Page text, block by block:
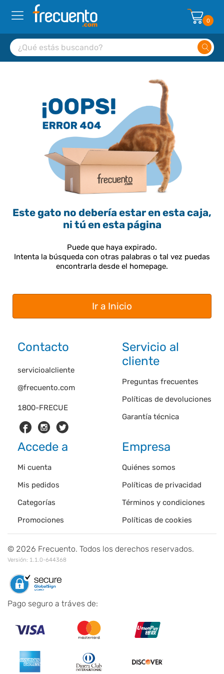
0
Este gato no debería estar en esta caja,
ni tú en esta página
Puede que haya expirado.
Intenta la búsqueda con otras palabras o tal vez puedas
encontrarla desde el homepage.
Ir a Inicio
Contacto
1800-FRECUE
servicioalcliente
@frecuento.com
Servicio al
cliente
Preguntas frecuentes
Políticas de devoluciones
Garantía técnica
Accede a
Mi cuenta
Mis pedidos
Categorías
Promociones
Empresa
Quiénes somos
Políticas de privacidad
Términos y condiciones
Políticas de cookies
© 2026 Frecuento. Todos los derechos reservados.
Versión: 1.1.0-644368
Pago seguro a tráves de: